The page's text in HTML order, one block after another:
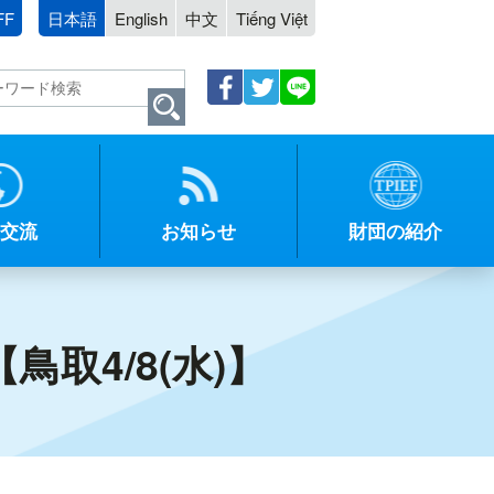
日本語 English 中文 Tiếng Việt
流 お知らせ 財団の紹介
取4/8(水)】